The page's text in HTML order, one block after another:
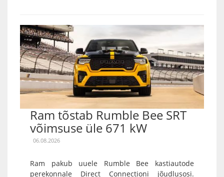
Ram tõstab Rumble Bee SRT
võimsuse üle 671 kW
06.08.2026
Ram pakub uuele Rumble Bee kastiautode
perekonnale Direct Connectioni jõudlusosi.